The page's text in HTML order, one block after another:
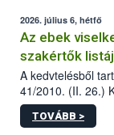
2026. július 6, hétfő
Az ebek
szakértők
A kedvtelésből
41/2010. (II. 26.)
sérülés, illetve
hatósági
TOVÁBB >